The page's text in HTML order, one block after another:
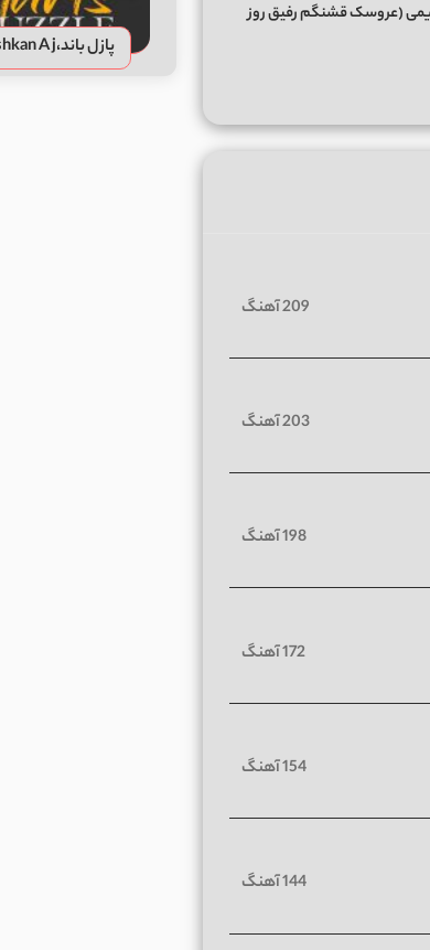
پازل باند،Dj Ashkan A j
سعید کریمی (عروسک قشنگم رفیق روز
209 آهنگ
203 آهنگ
198 آهنگ
172 آهنگ
154 آهنگ
144 آهنگ